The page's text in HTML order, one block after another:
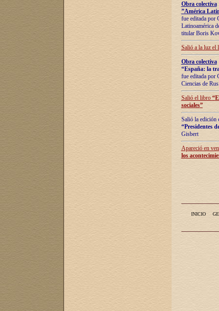
Obra colectiva
”América
fue editada por
Latinoamérica
titular Boris
Salió a la luz el
Obra colectiva
“España: la
fue editada por
Ciencias de
Salió el libro “
sociales”
Salió la edición
“Presidentes
Gisbert
Apareció en
los
INICIO